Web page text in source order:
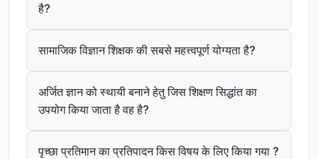
है?
सामाजिक विज्ञान शिक्षक की सबसे महत्त्वपूर्ण योग्यता है?
अर्जित ज्ञान को स्थायी बनाने हेतु जिस शिक्षण सिद्धांत का
उपयोग किया जाता है वह है?
पृच्छा प्रतिमान का प्रतिपादन किस विषय के लिए किया गया ?